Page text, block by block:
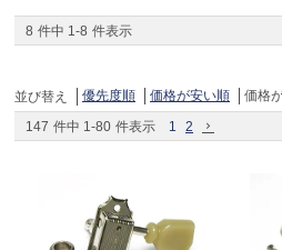
8 件中 1-8 件表示
並び替え 優先度順 価格が安い順
価格
147 件中 1-80 件表示 1 2